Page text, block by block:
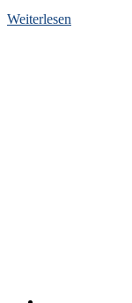
Weiterlesen